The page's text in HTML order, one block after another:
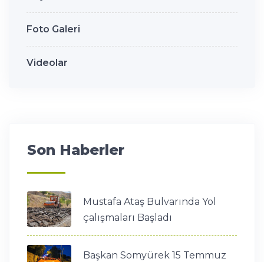
Foto Galeri
Videolar
Son Haberler
Mustafa Ataş Bulvarında Yol
çalışmaları Başladı
Başkan Somyürek 15 Temmuz